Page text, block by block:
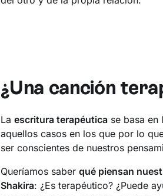
¿Una canción
Laescritura terapéutica se basa
aquellos casos en los que por lo
ser conscientes de nuestros
Queríamos saberqué piensan
Shakira: ¿Es terapéutico? ¿Puede